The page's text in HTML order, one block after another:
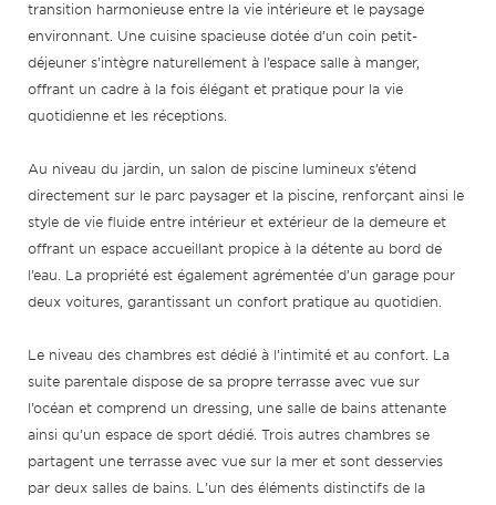
transition harmonieuse entre la vie intérieure et le paysage
environnant. Une cuisine spacieuse dotée d’un coin petit-
déjeuner s’intègre naturellement à l’espace salle à manger,
offrant un cadre à la fois élégant et pratique pour la vie
quotidienne et les réceptions.
Au niveau du jardin, un salon de piscine lumineux s’étend
directement sur le parc paysager et la piscine, renforçant ainsi le
style de vie fluide entre intérieur et extérieur de la demeure et
offrant un espace accueillant propice à la détente au bord de
l’eau. La propriété est également agrémentée d’un garage pour
deux voitures, garantissant un confort pratique au quotidien.
Le niveau des chambres est dédié à l’intimité et au confort. La
suite parentale dispose de sa propre terrasse avec vue sur
l’océan et comprend un dressing, une salle de bains attenante
ainsi qu’un espace de sport dédié. Trois autres chambres se
partagent une terrasse avec vue sur la mer et sont desservies
par deux salles de bains. L’un des éléments distinctifs de la